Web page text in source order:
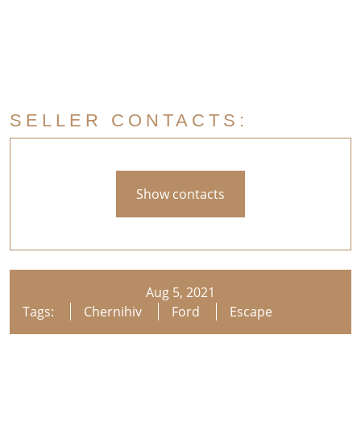
SELLER CONTACTS:
Show contacts
Aug 5, 2021
Tags:
Chernihiv Ford Escape